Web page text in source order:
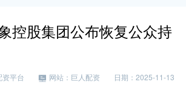
控股集团公布恢复公众持
平台 网站：巨人配资
日期：2025-11-13